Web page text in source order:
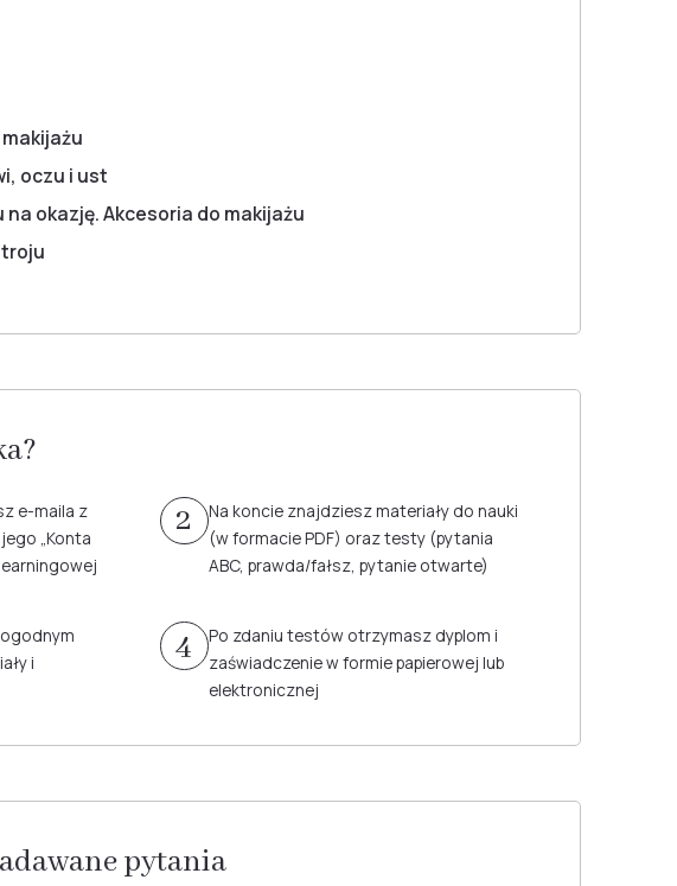
oczu i ust
na okazję. Akcesoria do makijażu
e-maila z
„Konta
2
Na koncie znajdziesz materiały do nauki
(w formacie PDF) oraz testy (pytania
ABC, prawda/fałsz, pytanie otwarte)
i
4
Po zdaniu testów otrzymasz dyplom i
zaświadczenie w formie papierowej lub
elektronicznej
pytania